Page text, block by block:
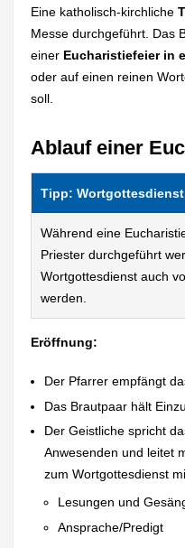
Eine katholisch-kirchliche
Messe durchgeführt. Das
einer Eucharistiefeier in
oder auf einen reinen
soll.
Ablauf einer
Tipp: Wortgottesdienst
Während eine
Priester durchgeführt
Wortgottesdienst auch
werden.
Eröffnung:
Der Pfarrer empfängt
Das Brautpaar hält
Der Geistliche spricht
Anwesenden und leitet
zum Wortgottesdienst
Lesungen und
Ansprache/Predigt